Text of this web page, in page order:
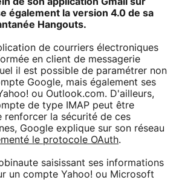
également la version 4.0 de sa
Hangouts.
de courriers électroniques
en client de messagerie
il est possible de paramétrer non
Google, mais également ses
ou Outlook.com. D'ailleurs,
de type IMAP peut être
renforcer la sécurité de ces
Google explique sur son réseau
le protocole OAuth.
saisissant ses informations
un compte Yahoo! ou Microsoft